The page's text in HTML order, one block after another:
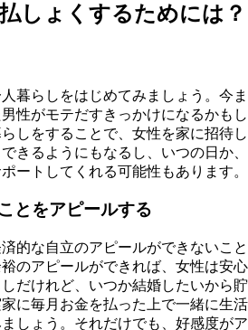
しょくするためには？
暮らしをはじめてみましょう。今ま
性がモテだすきっかけになるかもし
しをすることで、女性を家に招待し
きるようにもなるし、いつの日か、
ートしてくれる可能性もあります。
とをアピールする
的な自立のアピールができないこと
のアピールができれば、女性は安心
だけれど、いつか結婚したいから貯
に毎月お金を払った上で一緒に生活
しょう。それだけでも、好感度がア